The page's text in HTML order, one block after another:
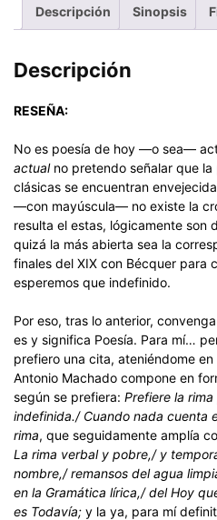
Descripción Sinopsis
Descripción
RESEÑA:
No es poesía de hoy —o sea—
actualno pretendo señalar que la
clásicas se encuentran
—con mayúscula— no existe la
resulta el estas, lógicamente son
quizá la más abierta sea la
finales del XIX con Bécquer para
esperemos que indefinido.
Por eso, tras lo anterior,
es y significa Poesía. Para mí…
prefiero una cita, ateniéndome
Antonio Machado compone en
según se prefiera: Prefiere la
indefinida./ Cuando nada cuenta
rima, que seguidamente amplía
La rima verbal y pobre,/ y
nombre,/ remansos del agua
en la Gramática lírica,/ del Hoy
es Todavía; y la ya, para mí